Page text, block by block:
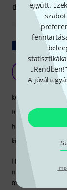
együtt.
A
0
Eredeti
Hát,
nagyon
másrészt ott, az
kezelés
tulajdonsagok
hangzás
kivitelezés